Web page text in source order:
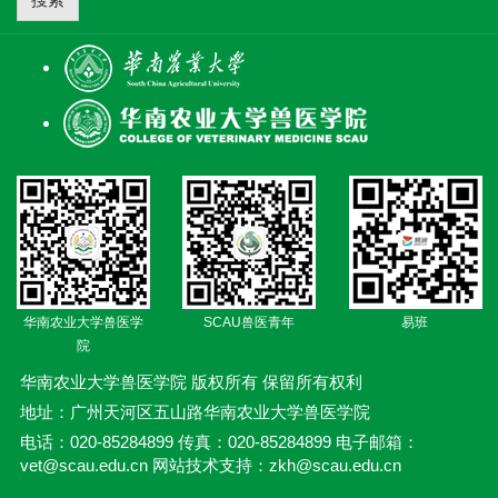
华南农业大学兽医学
院
SCAU兽医青年 易班
华南农业大学兽医学院 版权所有 保留所有权利
地址：广州天河区五山路华南农业大学兽医学院
电话：020-85284899 传真：020-85284899 电子邮箱：
vet@scau.edu.cn 网站技术支持：zkh@scau.edu.cn